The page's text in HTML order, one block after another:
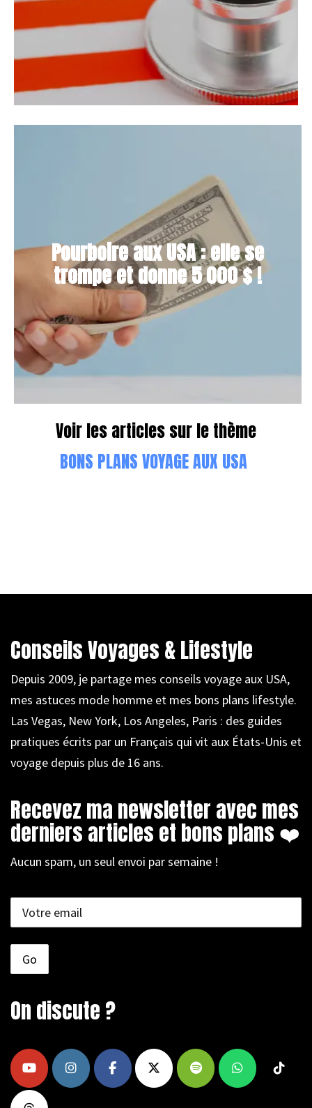
Pourboire aux USA : elle se
trompe et donne 5 000 $ !
Voir les articles sur le thème
BONS PLANS VOYAGE AUX USA
Conseils Voyages & Lifestyle
Depuis 2009, je partage mes conseils voyage aux USA,
mes astuces mode homme et mes bons plans lifestyle.
Las Vegas, New York, Los Angeles, Paris : des guides
pratiques écrits par un Français qui vit aux États-Unis et
voyage depuis plus de 16 ans.
Recevez ma newsletter avec mes
derniers articles et bons plans ❤️
Aucun spam, un seul envoi par semaine !
On discute ?